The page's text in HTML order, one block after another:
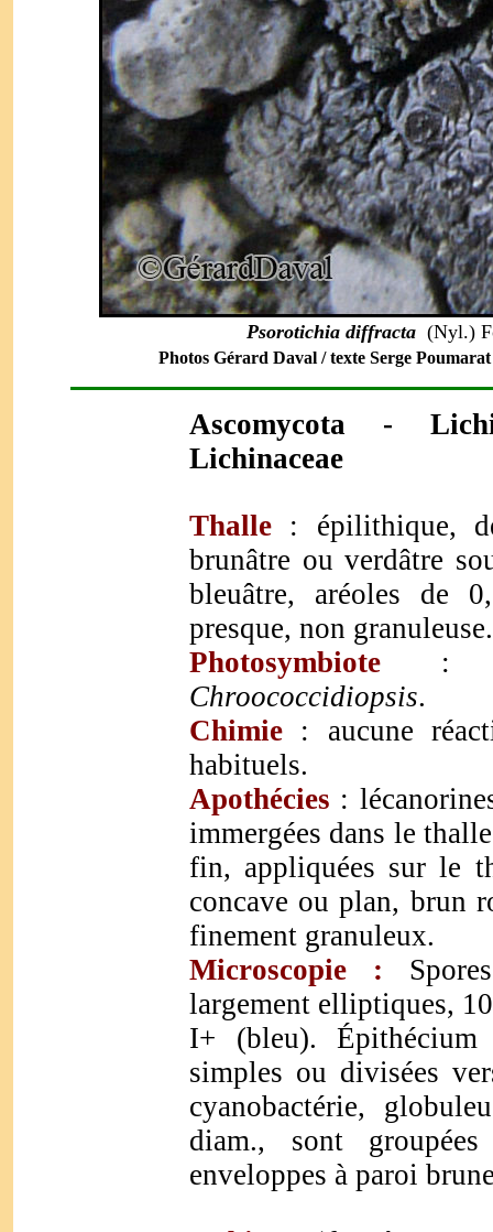
Psorotichia diffracta (Nyl.)
Photos Gérard Daval / texte Serge
Ascomycota -
Lichinaceae
Thalle : épilithique,
brunâtre ou verdâtre
bleuâtre, aréoles de
presque, non granuleuse.
Photosymbiote
Chroococcidiopsis.
Chimie : aucune
habituels.
Apothécies :
immergées dans le
fin, appliquées sur le
concave ou plan, brun
finement granuleux.
Microscopie :
largement elliptiques,
I+ (bleu). Épithécium
simples ou divisées
cyanobactérie,
diam., sont
enveloppes à paroi